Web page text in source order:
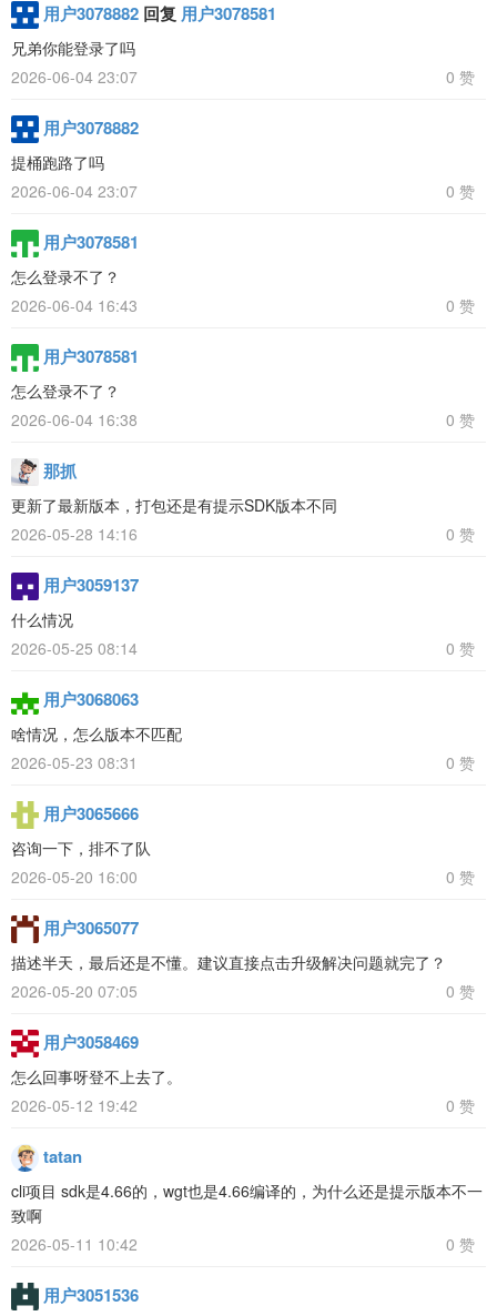
用户3078882 回复 用户3078581
兄弟你能登录了吗
2026-06-04 23:07
0 赞
用户3078882
提桶跑路了吗
2026-06-04 23:07
0 赞
用户3078581
怎么登录不了？
2026-06-04 16:43
0 赞
用户3078581
怎么登录不了？
2026-06-04 16:38
0 赞
那抓
更新了最新版本，打包还是有提示SDK版本不同
2026-05-28 14:16
0 赞
用户3059137
什么情况
2026-05-25 08:14
0 赞
用户3068063
啥情况，怎么版本不匹配
2026-05-23 08:31
0 赞
用户3065666
咨询一下，排不了队
2026-05-20 16:00
0 赞
用户3065077
描述半天，最后还是不懂。建议直接点击升级解决问题就完了？
2026-05-20 07:05
0 赞
用户3058469
怎么回事呀登不上去了。
2026-05-12 19:42
0 赞
tatan
cli项目 sdk是4.66的，wgt也是4.66编译的，为什么还是提示版本不一
致啊
2026-05-11 10:42
0 赞
用户3051536